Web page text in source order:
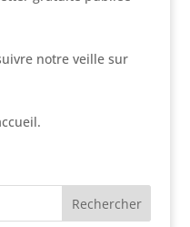
notre veille sur